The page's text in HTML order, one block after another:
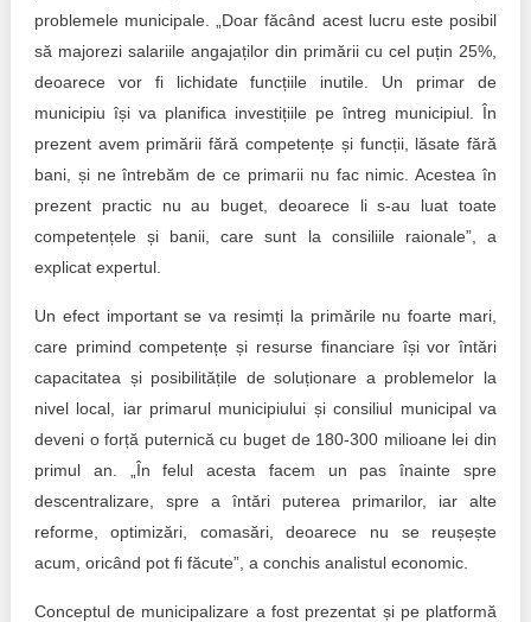
problemele municipale. „Doar făcând acest lucru este posibil
să majorezi salariile angajaților din primării cu cel puțin 25%,
deoarece vor fi lichidate funcțiile inutile. Un primar de
municipiu își va planifica investițiile pe întreg municipiul. În
prezent avem primării fără competențe și funcții, lăsate fără
bani, și ne întrebăm de ce primarii nu fac nimic. Acestea în
prezent practic nu au buget, deoarece li s-au luat toate
competențele și banii, care sunt la consiliile raionale”, a
explicat expertul.
Un efect important se va resimți la primările nu foarte mari,
care primind competențe și resurse financiare își vor întări
capacitatea și posibilitățile de soluționare a problemelor la
nivel local, iar primarul municipiului și consiliul municipal va
deveni o forță puternică cu buget de 180-300 milioane lei din
primul an. „În felul acesta facem un pas înainte spre
descentralizare, spre a întări puterea primarilor, iar alte
reforme, optimizări, comasări, deoarece nu se reușește
acum, oricând pot fi făcute”, a conchis analistul economic.
Conceptul de municipalizare a fost prezentat și pe platformă